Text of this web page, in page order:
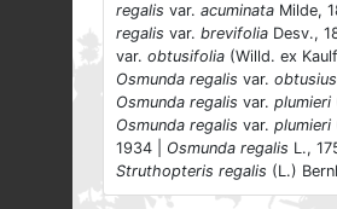
regalis var. acuminata Milde,
regalis var. brevifolia Desv.,
var. obtusifolia (Willd. ex
Osmunda regalis var.
Osmunda regalis var. plumieri
Osmunda regalis var. plumieri
1934 | Osmunda regalis L.,
Struthopteris regalis (L.)